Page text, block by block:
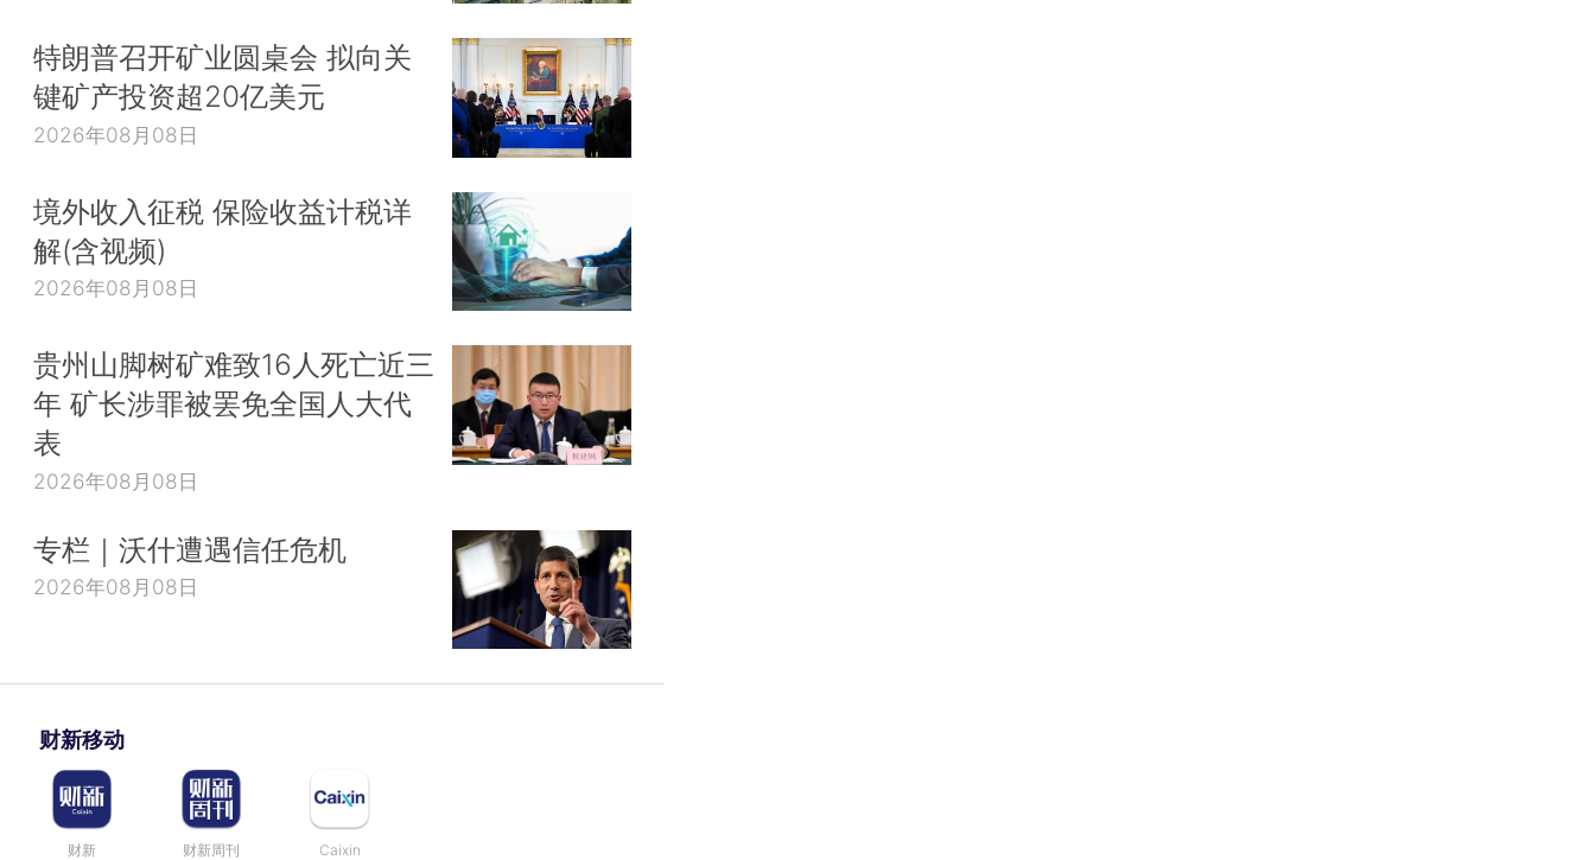
特朗普召开矿业圆桌会 拟向关
键矿产投资超20亿美元
2026年08月08日
境外收入征税 保险收益计税详
解(含视频)
2026年08月08日
贵州山脚树矿难致16人死亡近三
年 矿长涉罪被罢免全国人大代
表
2026年08月08日
专栏｜沃什遭遇信任危机
2026年08月08日
财新移动
财新 财新周刊 Caixin